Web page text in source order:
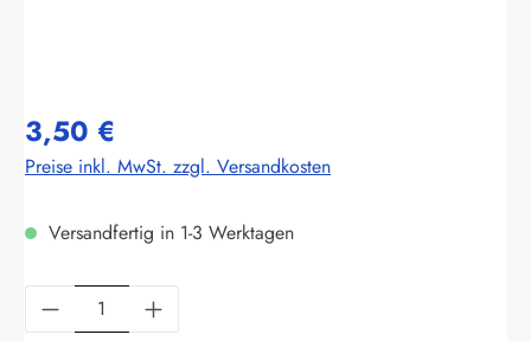
3,50 €
Preise inkl. MwSt. zzgl. Versandkosten
Versandfertig in 1-3 Werktagen
Produkt Anzahl: Gib den gewünschten